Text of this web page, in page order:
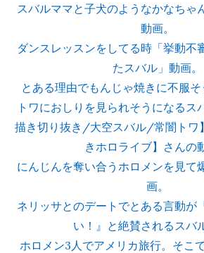
スバルママと子犬のようなかなちゃ
動画。
ダンスレッスンをしてる時「挙動不
たスバル」動画。
とある理由でもんじゃ焼きに不服そ
トワにおしりを見られそうになるス
描き切り抜き/大空スバル/常闇トワ
きホロライブ】さんの
にんじんを奪い合うホロメンを見て
画。
ネリッサとのデートでとある言動が
い！』と絶賛されるスバ
ホロメン3人でアメリカ旅行。そこ